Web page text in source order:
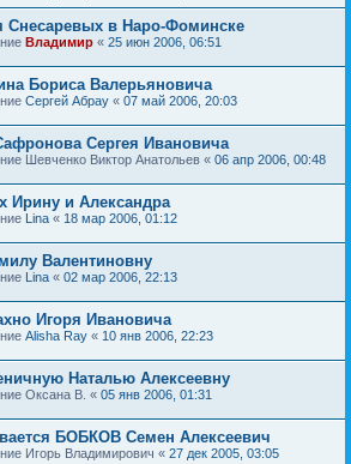
Снесаревых в Наро-Фоминске
Владимир « 25 июн 2006, 06:51
Бориса Валерьяновича
Сергей Абрау « 07 май 2006, 20:03
Сергея Ивановича
Шевченко Виктор Анатольев « 06 апр 2006, 00:48
и Александра
Lina « 18 мар 2006, 01:12
Валентиновну
Lina « 02 мар 2006, 22:13
Игоря Ивановича
Alisha Ray « 10 янв 2006, 22:23
Наталью Алексеевну
Оксана В. « 05 янв 2006, 01:31
БОБКОВ Семен Алексеевич
Игорь Владимирович « 27 дек 2005, 03:05